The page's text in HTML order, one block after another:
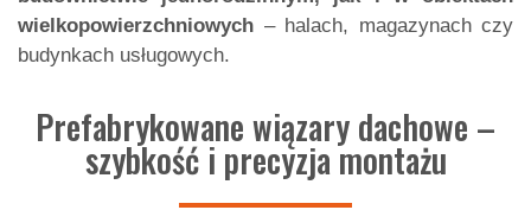
wielkopowierzchniowych – halach, magazynach czy
budynkach usługowych.
Prefabrykowane wiązary dachowe –
szybkość i precyzja montażu